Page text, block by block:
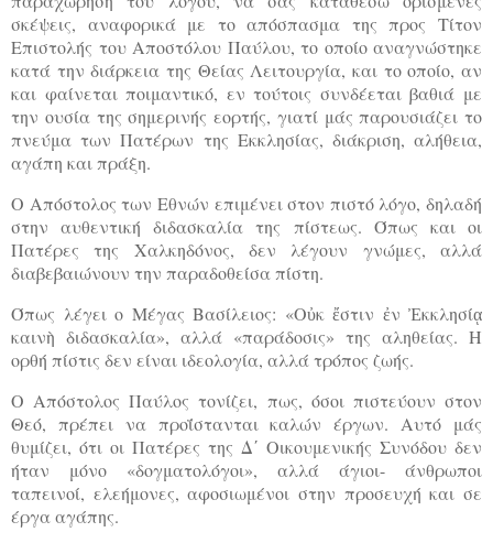
σκέψεις, αναφορικά με το απόσπασμα της προς Τίτον
Επιστολής του Αποστόλου Παύλου, το οποίο αναγνώστηκε
κατά την διάρκεια της Θείας Λειτουργία, και το οποίο, αν
και φαίνεται ποιμαντικό, εν τούτοις συνδέεται βαθιά με
την ουσία της σημερινής εορτής, γιατί μάς παρουσιάζει το
πνεύμα των Πατέρων της Εκκλησίας, διάκριση, αλήθεια,
αγάπη και πράξη.
Ο Απόστολος των Εθνών επιμένει στον πιστό λόγο, δηλαδή
στην αυθεντική διδασκαλία της πίστεως. Όπως και οι
Πατέρες της Χαλκηδόνος, δεν λέγουν γνώμες, αλλά
διαβεβαιώνουν την παραδοθείσα πίστη.
Όπως λέγει ο Μέγας Βασίλειος: «Οὐκ ἔστιν ἐν Ἐκκλησίᾳ
καινὴ διδασκαλία», αλλά «παράδοσις» της αληθείας. Η
ορθή πίστις δεν είναι ιδεολογία, αλλά τρόπος ζωής.
Ο Απόστολος Παύλος τονίζει, πως, όσοι πιστεύουν στον
Θεό, πρέπει να προΐστανται καλών έργων. Αυτό μάς
θυμίζει, ότι οι Πατέρες της Δ΄ Οικουμενικής Συνόδου δεν
ήταν μόνο «δογματολόγοι», αλλά άγιοι- άνθρωποι
ταπεινοί, ελεήμονες, αφοσιωμένοι στην προσευχή και σε
έργα αγάπης.